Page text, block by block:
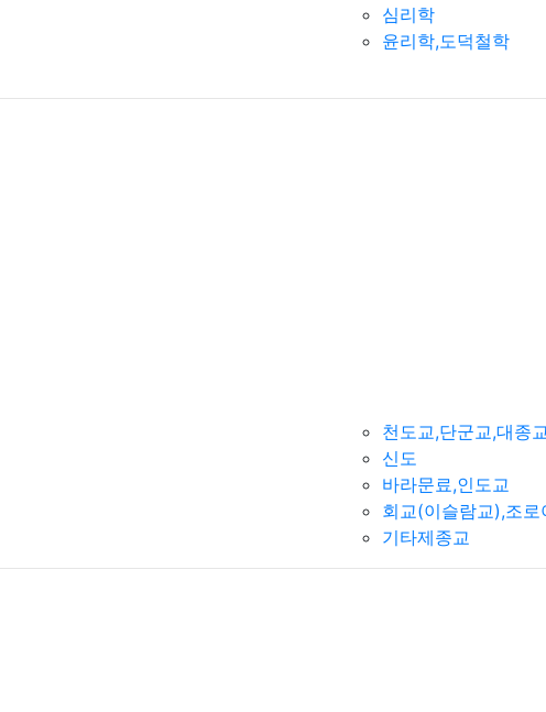
심리학
윤리학,도덕철학
천도교,단군교,대종
신도
바라문료,인도교
회교(이슬람교),조로
기타제종교